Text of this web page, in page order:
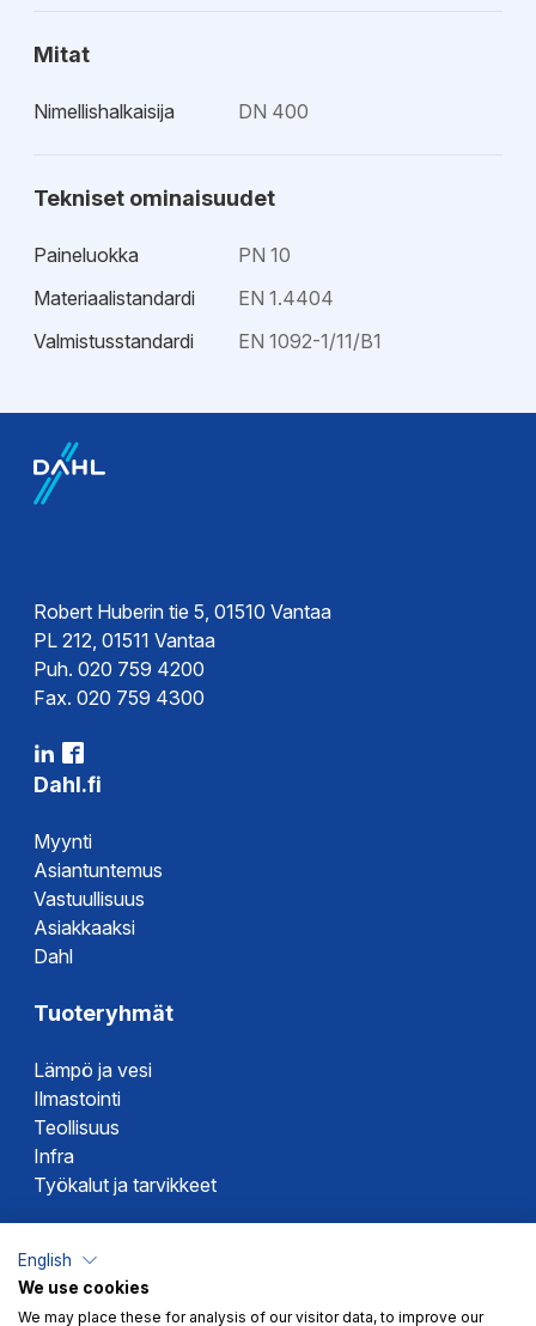
Mitat
Nimellishalkaisija DN 400
Tekniset ominaisuudet
Paineluokka
PN 10
Materiaalistandardi
EN 1.4404
Valmistusstandardi
EN 1092-1/11/B1
Robert Huberin tie 5, 01510 Vantaa
PL 212, 01511 Vantaa
Puh. 020 759 4200
Fax. 020 759 4300
Dahl.fi
Myynti
Asiantuntemus
Vastuullisuus
Asiakkaaksi
Dahl
Tuoteryhmät
Lämpö ja vesi
Ilmastointi
Teollisuus
Infra
Työkalut ja tarvikkeet
Altech
English
We use cookies
We may place these for analysis of our visitor data, to improve our